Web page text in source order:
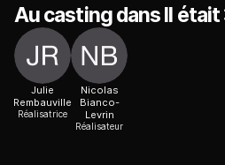
Au casting dans Il était
Julie
Rembauville
Réalisatrice
Nicolas
Bianco-
Levrin
Réalisateur